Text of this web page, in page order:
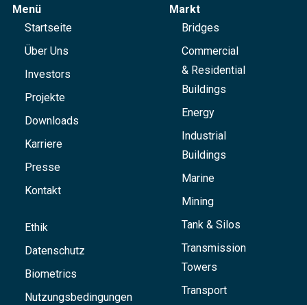
Menü
Startseite
Über Uns
Investors
Projekte
Downloads
Karriere
Presse
Kontakt
Ethik
Datenschutz
Biometrics
Nutzungsbedingungen
Markt
Bridges
Commercial
& Residential
Buildings
Energy
Industrial
Buildings
Marine
Mining
Tank & Silos
Transmission
Towers
Transport